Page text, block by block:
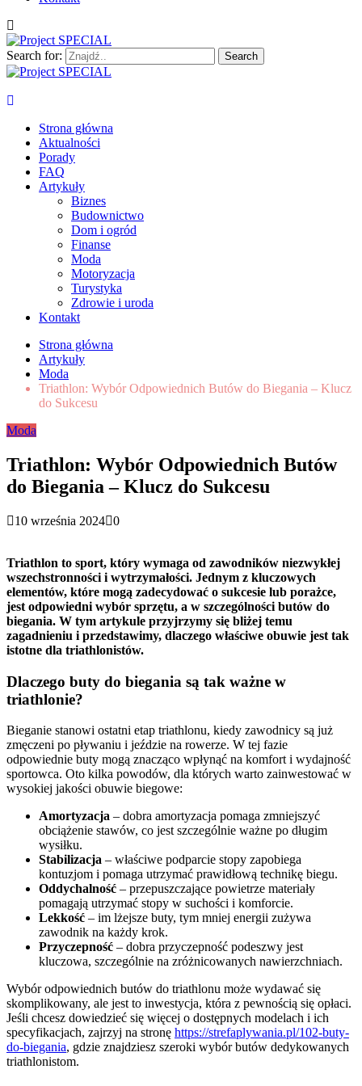
Search for:
Project SPECIAL
Wyspecjalizowane publikacje
Strona główna
Aktualności
Porady
FAQ
Artykuły
Biznes
Budownictwo
Dom i ogród
Finanse
Moda
Motoryzacja
Turystyka
Zdrowie i uroda
Kontakt
Strona główna
Artykuły
Moda
Triathlon: Wybór Odpowiednich Butów do Biegania – Klucz
do Sukcesu
Moda
Triathlon: Wybór Odpowiednich Butów
do Biegania – Klucz do Sukcesu
10 września 2024 0
Triathlon to sport, który wymaga od zawodników niezwykłej
wszechstronności i wytrzymałości. Jednym z kluczowych
elementów, które mogą zadecydować o sukcesie lub porażce,
jest odpowiedni wybór sprzętu, a w szczególności butów do
biegania. W tym artykule przyjrzymy się bliżej temu
zagadnieniu i przedstawimy, dlaczego właściwe obuwie jest tak
istotne dla triathlonistów.
Dlaczego buty do biegania są tak ważne w
triathlonie?
Bieganie stanowi ostatni etap triathlonu, kiedy zawodnicy są już
zmęczeni po pływaniu i jeździe na rowerze. W tej fazie
odpowiednie buty mogą znacząco wpłynąć na komfort i wydajność
sportowca. Oto kilka powodów, dla których warto zainwestować w
wysokiej jakości obuwie biegowe:
Amortyzacja – dobra amortyzacja pomaga zmniejszyć
obciążenie stawów, co jest szczególnie ważne po długim
wysiłku.
Stabilizacja – właściwe podparcie stopy zapobiega
kontuzjom i pomaga utrzymać prawidłową technikę biegu.
Oddychalność – przepuszczające powietrze materiały
pomagają utrzymać stopy w suchości i komforcie.
Lekkość – im lżejsze buty, tym mniej energii zużywa
zawodnik na każdy krok.
Przyczepność – dobra przyczepność podeszwy jest
kluczowa, szczególnie na zróżnicowanych nawierzchniach.
Wybór odpowiednich butów do triathlonu może wydawać się
skomplikowany, ale jest to inwestycja, która z pewnością się opłaci.
Jeśli chcesz dowiedzieć się więcej o dostępnych modelach i ich
specyfikacjach, zajrzyj na stronę https://strefaplywania.pl/102-buty-
do-biegania, gdzie znajdziesz szeroki wybór butów dedykowanych
triathlonistom.